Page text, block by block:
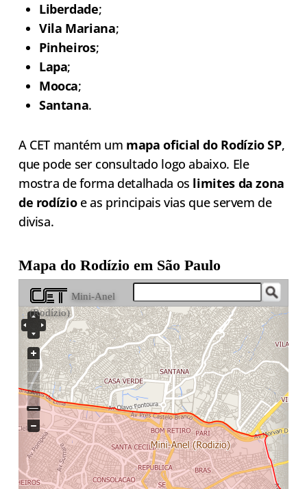
Liberdade;
Vila Mariana;
Pinheiros;
Lapa;
Mooca;
Santana.
A CET mantém um mapa oficial do Rodízio SP,
que pode ser consultado logo abaixo. Ele
mostra de forma detalhada os limites da zona
de rodízioe as principais vias que servem de
divisa.
Mapa do Rodízio em São Paulo